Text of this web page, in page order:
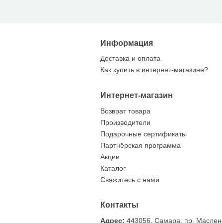
Информация
Доставка и оплата
Как купить в интернет-магазине?
Интернет-магазин
Возврат товара
Производители
Подарочные сертификаты
Партнёрская программа
Акции
Каталог
Свяжитесь с нами
Контакты
Адрес: 443056, Самара, пр.
Фрачник Герб Самарской области
12.06.2024
Самарской области, который предназначен
Размер …